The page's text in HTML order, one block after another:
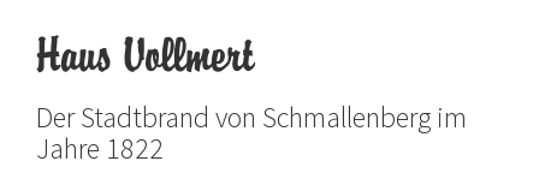
Haus Vollmert
Der Stadtbrand von Schmallenberg im
Jahre 1822